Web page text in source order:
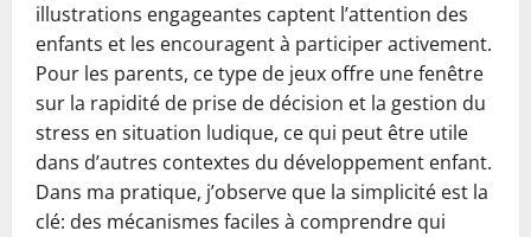
illustrations engageantes captent l’attention des
enfants et les encouragent à participer activement.
Pour les parents, ce type de jeux offre une fenêtre
sur la rapidité de prise de décision et la gestion du
stress en situation ludique, ce qui peut être utile
dans d’autres contextes du développement enfant.
Dans ma pratique, j’observe que la simplicité est la
clé: des mécanismes faciles à comprendre qui